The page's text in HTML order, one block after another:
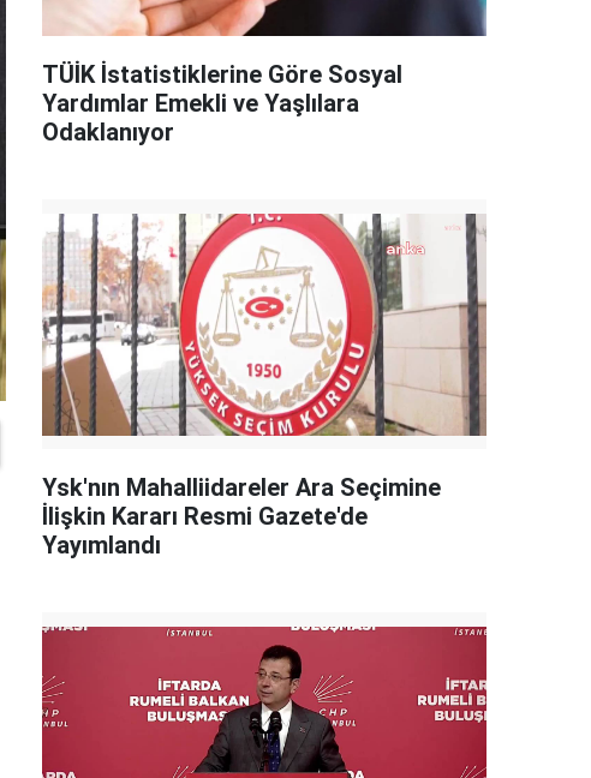
TÜİK İstatistiklerine Göre Sosyal
Yardımlar Emekli ve Yaşlılara
Odaklanıyor
Ysk'nın Mahalliidareler Ara Seçimine
İlişkin Kararı Resmi Gazete'de
Yayımlandı